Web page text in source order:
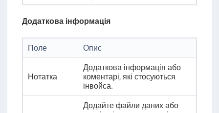
Додаткова інформація
Поле Опис
Нотатка
Додаткова інформація або
коментарі, які стосуються
інвойса.
Додайте файли даних або